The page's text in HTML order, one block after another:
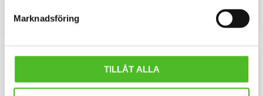
Marknadsföring
TILLÅT ALLA
INFO
Lägg